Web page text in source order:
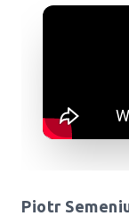
Piotr